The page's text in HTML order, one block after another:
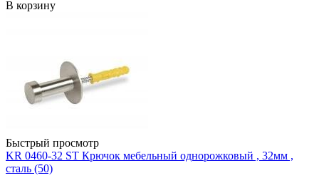
В корзину
Быстрый просмотр
KR 0460-32 ST Крючок мебельный однорожковый , 32мм ,
сталь (50)